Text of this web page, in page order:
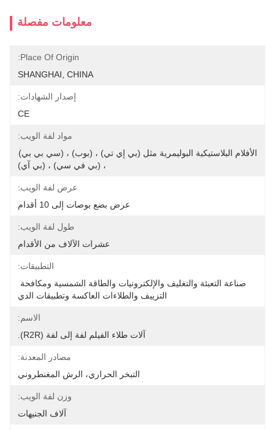
معلومات مفصلة
Place Of Origin:
SHANGHAI, CHINA
إصدار الشهادات:
CE
مواد لفة الويب:
الأفلام البلاستيكية البوليمرية مثل (بي إي تي) ، (بوب) ، (سي بي بي)
، (بي في سي) ، (بي آي)
عرض لفة الويب:
عرض بضع بوصات إلى 10 أقدام
طول لفة الويب:
عشرات الآلاف من الأقدام
التطبيقات:
صناعة التعبئة والتغليف والإلكترونيات والطاقة الشمسية ومكافحة
التزييف والطلاءات العاكسة وتطبيقات الدي
الاسم:
آلات طلاء الفيلم لفة إلى لفة (R2R).
مصادر المعدنة:
التبخر الحراري، الرش المغنطروني
وزن لفة الويب:
آلاف الجنيهات